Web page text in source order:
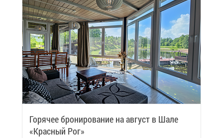
Го­ря­чее бро­ни­ро­ва­ние на ав­густ в Ша­ле
«Крас­ный Рог»